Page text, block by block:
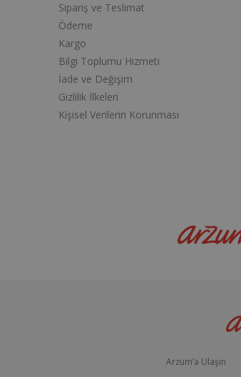
Sipariş ve Teslimat
Ödeme
Kargo
Bilgi Toplumu Hizmeti
İade ve Değişim
Gizlilik İlkeleri
Kişisel Verilerin Korunması
Arzum’a Ulaşın